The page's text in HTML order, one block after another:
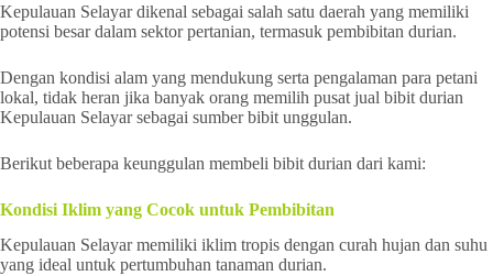
Kepulauan Selayar dikenal sebagai salah satu daerah yang memiliki
potensi besar dalam sektor pertanian, termasuk pembibitan durian.
Dengan kondisi alam yang mendukung serta pengalaman para petani
lokal, tidak heran jika banyak orang memilih pusat jual bibit durian
Kepulauan Selayar sebagai sumber bibit unggulan.
Berikut beberapa keunggulan membeli bibit durian dari kami:
Kondisi Iklim yang Cocok untuk Pembibitan
Kepulauan Selayar memiliki iklim tropis dengan curah hujan dan suhu
yang ideal untuk pertumbuhan tanaman durian.